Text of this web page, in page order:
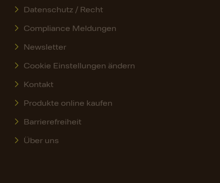
Datenschutz / Recht
Compliance Meldungen
Newsletter
Cookie Einstellungen ändern
Kontakt
Produkte online kaufen
Barrierefreiheit
Über uns